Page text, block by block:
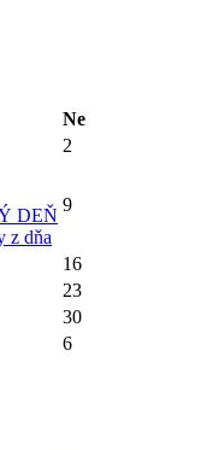
Ne
2
DEŇ
z dňa
9
16
23
30
6